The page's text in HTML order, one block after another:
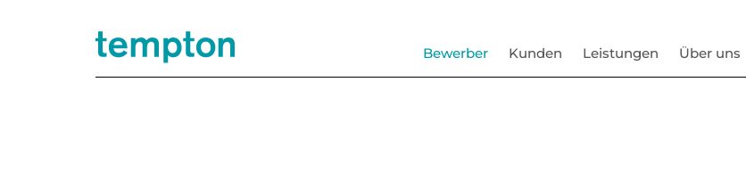
Bewerber Kunden Leistungen Über uns